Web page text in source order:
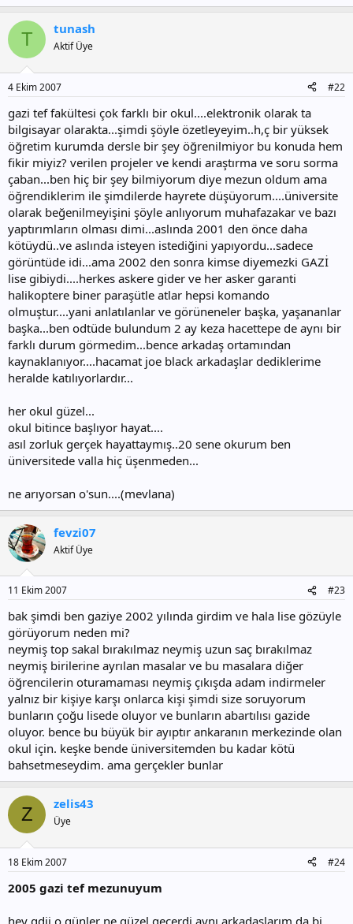
T tunash
Aktif Üye
4 Ekim 2007 #22
gazi tef fakültesi çok farklı bir okul....elektronik olarak ta
bilgisayar olarakta...şimdi şöyle özetleyeyim..h,ç bir yüksek
öğretim kurumda dersle bir şey öğrenilmiyor bu konuda hem
fikir miyiz? verilen projeler ve kendi araştırma ve soru sorma
çaban...ben hiç bir şey bilmiyorum diye mezun oldum ama
öğrendiklerim ile şimdilerde hayrete düşüyorum....üniversite
olarak beğenilmeyişini şöyle anlıyorum muhafazakar ve bazı
yaptırımların olması dimi...aslında 2001 den önce daha
kötüydü..ve aslında isteyen istediğini yapıyordu...sadece
görüntüde idi...ama 2002 den sonra kimse diyemezki GAZİ
lise gibiydi....herkes askere gider ve her asker garanti
halikoptere biner paraşütle atlar hepsi komando
olmuştur....yani anlatılanlar ve görüneneler başka, yaşananlar
başka...ben odtüde bulundum 2 ay keza hacettepe de aynı bir
farklı durum görmedim...bence arkadaş ortamından
kaynaklanıyor....hacamat joe black arkadaşlar dediklerime
heralde katılıyorlardır...
her okul güzel...
okul bitince başlıyor hayat....
asıl zorluk gerçek hayattaymış..20 sene okurum ben
üniversitede valla hiç üşenmeden...
ne arıyorsan o'sun....(mevlana)
fevzi07
Aktif Üye
11 Ekim 2007 #23
bak şimdi ben gaziye 2002 yılında girdim ve hala lise gözüyle
görüyorum neden mi?
neymiş top sakal bırakılmaz neymiş uzun saç bırakılmaz
neymiş birilerine ayrılan masalar ve bu masalara diğer
öğrencilerin oturamaması neymiş çıkışda adam indirmeler
yalnız bir kişiye karşı onlarca kişi şimdi size soruyorum
bunların çoğu lisede oluyor ve bunların abartılısı gazide
oluyor. bence bu büyük bir ayıptır ankaranın merkezinde olan
okul için. keşke bende üniversitemden bu kadar kötü
bahsetmeseydim. ama gerçekler bunlar
Z zelis43
Üye
18 Ekim 2007 #24
2005 gazi tef mezunuyum
hey gdii o günler ne güzel geçerdi aynı arkadaşlarım da bi